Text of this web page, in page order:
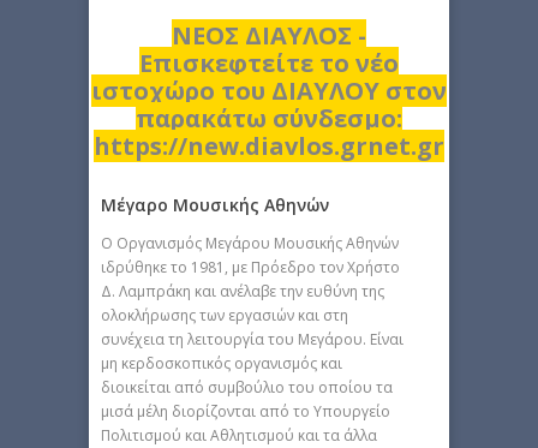
ΝΕΟΣ ΔΙΑΥΛΟΣ -
Επισκεφτείτε το νέο
ιστοχώρο του ΔΙΑΥΛΟΥ στον
παρακάτω σύνδεσμο:
https://new.diavlos.grnet.gr
Μέγαρο Μουσικής Αθηνών
Ο Οργανισμός Μεγάρου Μουσικής Αθηνών
ιδρύθηκε το 1981, με Πρόεδρο τον Χρήστο
Δ. Λαμπράκη και ανέλαβε την ευθύνη της
ολοκλήρωσης των εργασιών και στη
συνέχεια τη λειτουργία του Μεγάρου. Eίναι
μη κερδοσκοπικός οργανισμός και
διοικείται από συμβούλιο του οποίου τα
μισά μέλη διορίζονται από το Υπουργείο
Πολιτισμού και Αθλητισμού και τα άλλα